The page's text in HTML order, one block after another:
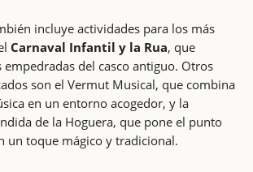
incluye actividades para los más
Carnaval Infantil y la Rua, que
empedradas del casco antiguo. Otros
son el Vermut Musical, que combina
en un entorno acogedor, y la
de la Hoguera, que pone el punto
un toque mágico y tradicional.